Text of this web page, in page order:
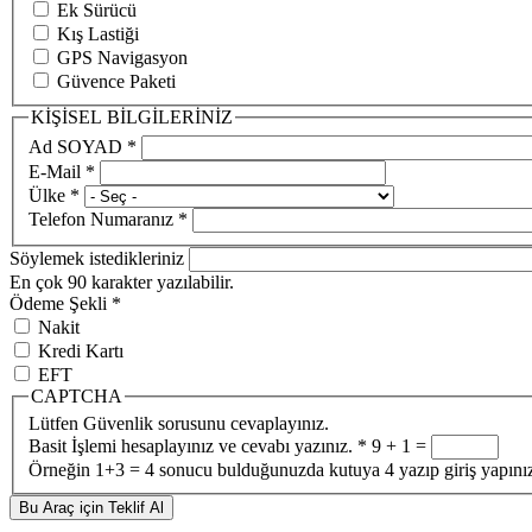
Ek Sürücü
Kış Lastiği
GPS Navigasyon
Güvence Paketi
KİŞİSEL BİLGİLERİNİZ
Ad SOYAD *
E-Mail *
Ülke *
Telefon Numaranız *
Söylemek istedikleriniz
En çok 90 karakter yazılabilir.
Ödeme Şekli *
Nakit
Kredi Kartı
EFT
CAPTCHA
Lütfen Güvenlik sorusunu cevaplayınız.
Basit İşlemi hesaplayınız ve cevabı yazınız. * 9 + 1 =
Örneğin 1+3 = 4 sonucu bulduğunuzda kutuya 4 yazıp giriş